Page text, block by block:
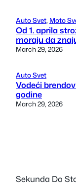
Auto Svet, Moto
Od 1. aprila
moraju da
March 29, 2026
Auto Svet
Vodeći
godine
March 29, 2026
Sekunda Do